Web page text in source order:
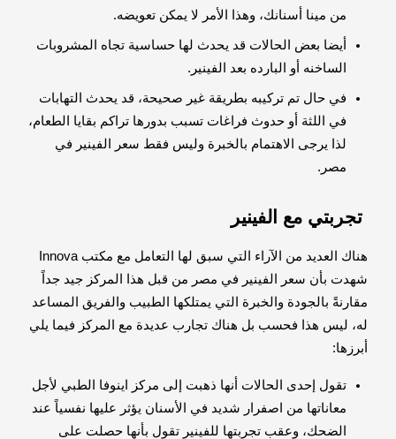
من مينا أسنانك، وهذا الأمر لا يمكن تعويضه.
أيضا بعض الحالات قد يحدث لها حساسية تجاه المشروبات
الساخنه أو البارده بعد الفينير.
في حال تم تركيبه بطريقة غير صحيحة، قد يحدث التهابات
في اللثة أو حدوث فراغات تسبب بدورها تراكم بقايا الطعام،
لذا يرجى الاهتمام بالخبرة وليس فقط سعر الفينير في
مصر.
تجربتي مع الفينير
هناك العديد من الآراء التي سبق لها التعامل مع مكتب Innova
شهدت بأن سعر الفينير في مصر من قبل هذا المركز جيد جداً
مقارنةً بالجودة والخبرة التي يمتلكها الطبيب والفريق المساعد
له، ليس هذا فحسب بل هناك تجارب عديدة مع المركز فيما يلي
أبرزها:
تقول إحدى الحالات أنها ذهبت إلى مركز اينوفا الطبي لأجل
معاناتها من اصفرار شديد في الأسنان يؤثر عليها نفسياً عند
الضحك، وعقب تجربتها للفينير تقول بأنها حصلت على